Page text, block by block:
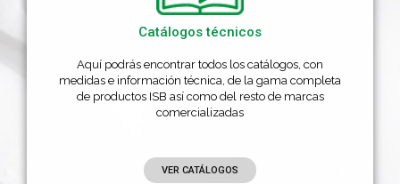
Catálogos técnicos
Aquí podrás encontrar todos los catálogos, con
medidas e información técnica, de la gama completa
de productos ISB así como del resto de marcas
comercializadas
VER CATÁLOGOS